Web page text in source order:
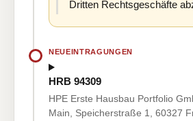
Dritten Rechtsgeschäfte
NEUEINTRAGUNGEN
HRB 94309
HPE Erste Hausbau Portfolio
Main, Speicherstraße 1, 60327